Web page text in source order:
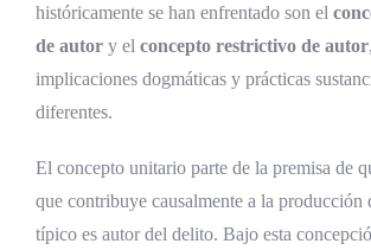
normativa penal costarricense
El autor del delito en los delitos
propios: el problema del
Autoría por omisión: el garante
Autoría en delitos de propia
históricamente se han enfrentado son el
de autor y el concepto restrictivo de autor
implicaciones dogmáticas y prácticas
diferentes.
El concepto unitario parte de la premisa de
que contribuye causalmente a la producción
típico es autor del delito. Bajo esta